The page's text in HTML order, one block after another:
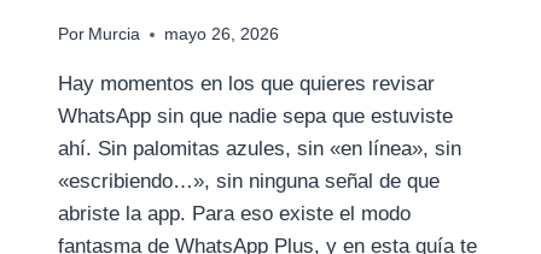
Por Murcia mayo 26, 2026
Hay momentos en los que quieres revisar
WhatsApp sin que nadie sepa que estuviste
ahí. Sin palomitas azules, sin «en línea», sin
«escribiendo…», sin ninguna señal de que
abriste la app. Para eso existe el modo
fantasma de WhatsApp Plus, y en esta guía te